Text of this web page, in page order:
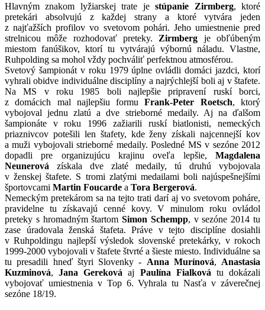
Hlavným znakom lyžiarskej trate jestúpanie Zirmberg, ktoré
pretekári absolvujú z každej strany a ktoré vytvára jeden
z najťažších profilov vo svetovom pohári. Jeho umiestnenie pred
strelnicou môže rozhodovať preteky. Zirmberg je obľúbeným
miestom fanúšikov, ktorí tu vytvárajú výbornú náladu. Vlastne,
Ruhpolding sa mohol vždy pochváliť perfektnou atmosférou.
Svetový šampionát v roku 1979 úplne ovládli domáci jazdci, ktorí
vyhrali obidve individuálne disciplíny a najrýchlejší boli aj v štafete.
Na MS v roku 1985 boli najlepšie pripravení ruskí borci,
z domácich mal najlepšiu formuFrank-Peter Roetsch, ktorý
vybojoval jednu zlatú a dve strieborné medaily. Aj na ďalšom
šampionáte v roku 1996 zažiarili ruskí biatlonisti, nemeckých
priaznivcov potešili len štafety, kde ženy získali najcennejší kov
a muži vybojovali strieborné medaily. Posledné MS v sezóne 2012
dopadli pre organizujúcu krajinu oveľa lepšie, Magdalena
Neunerová získala dve zlaté medaily, tú druhú vybojovala
v ženskej štafete. S tromi zlatými medailami boli najúspešnejšími
športovcami Martin Foucarde a Tora Bergerová.
Nemeckým pretekárom sa na tejto trati darí aj vo svetovom poháre,
pravidelne tu získavajú cenné kovy. V minulom roku ovládol
preteky s hromadným štartomSimon Schempp, v sezóne 2014 tu
zase úradovala ženská štafeta. Práve v tejto disciplíne dosiahli
v Ruhpoldingu najlepší výsledok slovenské pretekárky, v rokoch
1999-2000 vybojovali v štafete štvrté a šieste miesto. Individuálne sa
tu presadili hneď štyri Slovenky - Anna Murínová, Anastasia
Kuzminová,Jana Gereková aj Paulína Fialková tu dokázali
vybojovať umiestnenia v Top 6. Vyhrala tu Nasťa v záverečnej
sezóne 18/19.